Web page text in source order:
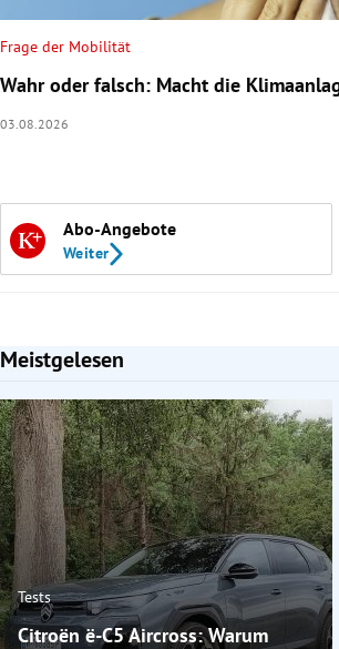
Frage der Mobilität
Wahr oder falsch: Macht die
03.08.2026
Abo-Angebote
Weiter
Meistgelesen
Slide 1 von 7
Tests
Citroën ë-C5 Aircross: Warum